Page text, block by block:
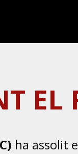
EL
ha assolit